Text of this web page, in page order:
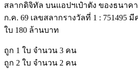
สลากดิจิทัล บนแอปฯเป๋าตัง ของธนาค
ก.ค. 69 เลขสลากรางวัลที่ 1 : 751495
ใบ 180 ล้านบาท
ถูก 1 ใบ จำนวน 3 คน
ถูก 2 ใบ จำนวน 2 คน